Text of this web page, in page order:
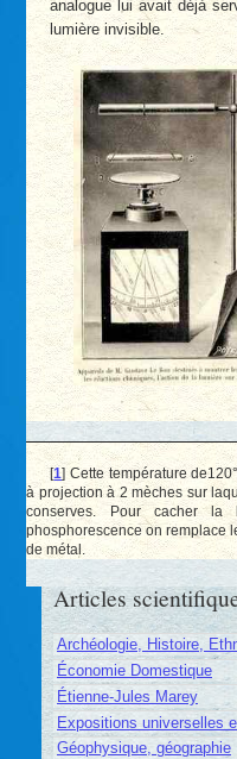
analogue lui avait déjà
lumière invisible.
[1] Cette température
à projection à 2 mèches sur
conserves. Pour cacher
phosphorescence on remplace
de métal.
Articles
Archéologie, Histoire,
Économie Domestique
Étienne-Jules Marey
Expositions universelles
Géophysique, géographie